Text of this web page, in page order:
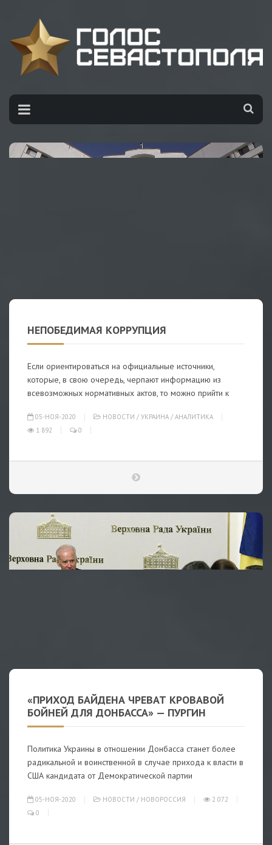
НЕПОБЕДИМАЯ КОРРУПЦИЯ
Если ориентироваться на официальные источники,
которые, в свою очередь, черпают информацию из
всевозможных нормативных актов, то можно прийти к
05-НОЯ-2020 НОВОСТИ / УКРАИНА / АНАЛИТИКА
1 892
0
«ПРИХОД БАЙДЕНА ЧРЕВАТ КРОВАВОЙ
БОЙНЕЙ ДЛЯ ДОНБАССА» — ПУРГИН
Политика Украины в отношении Донбасса станет более
радикальной и воинственной в случае прихода к власти в
США кандидата от Демократической партии
05-НОЯ-2020 НОВОСТИ / НОВОРОССИЯ
2 072
0